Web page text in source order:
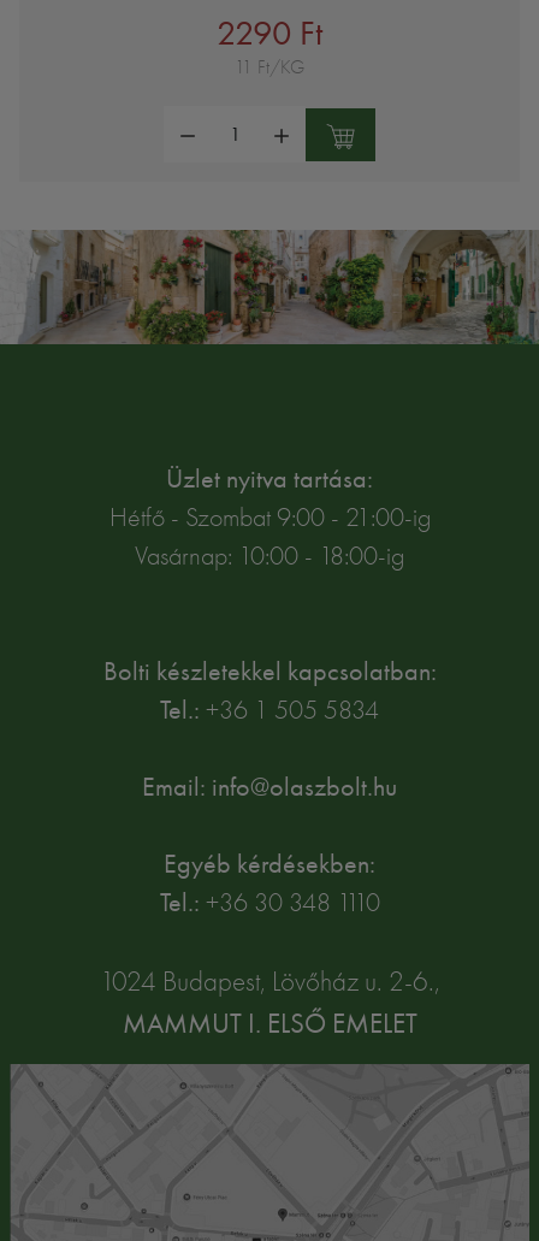
2290 Ft
11 Ft/KG
Üzlet nyitva tartása:
Hétfő - Szombat 9:00 - 21:00-ig
Vasárnap: 10:00 - 18:00-ig
Bolti készletekkel kapcsolatban:
Tel.: +36 1 505 5834
Email: info@olaszbolt.hu
Egyéb kérdésekben:
Tel.: +36 30 348 1110
1024 Budapest, Lövőház u. 2-6.,
MAMMUT I. ELSŐ EMELET